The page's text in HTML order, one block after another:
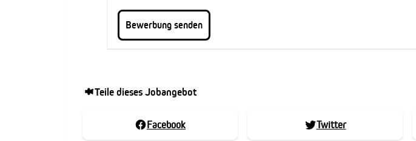
Teile dieses Jobangebot
Facebook Twitter